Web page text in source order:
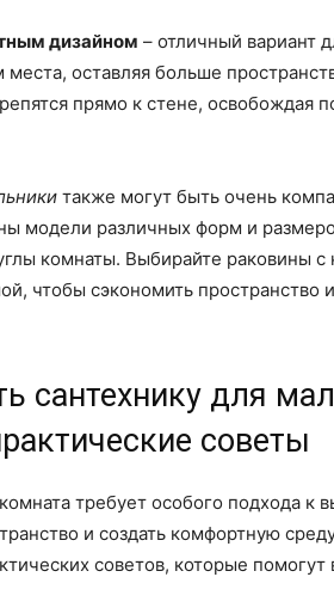
дизайном – отличный вариант
оставляя больше
прямо к стене, освобождая
также могут быть очень
модели различных форм и
комнаты. Выбирайте раковины с
чтобы сэкономить пространство
сантехнику для
советы
требует особого подхода к
и создать комфортную
советов, которые